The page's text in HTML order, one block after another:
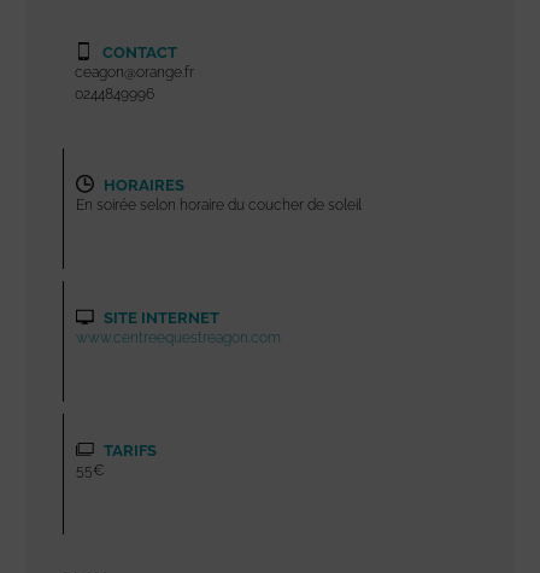
CONTACT
ceagon@orange.fr
0244849996
HORAIRES
En soirée selon horaire du coucher de soleil
SITE INTERNET
www.centreequestreagon.com
TARIFS
55€